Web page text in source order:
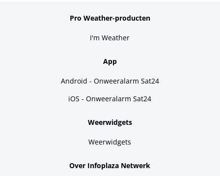
Pro Weather-producten
I'm Weather
App
Android - Onweeralarm Sat24
iOS - Onweeralarm Sat24
Weerwidgets
Weerwidgets
Over Infoplaza Netwerk